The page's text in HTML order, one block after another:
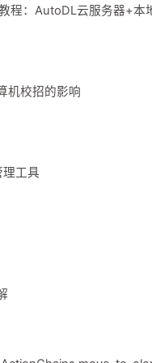
程：AutoDL云服务器+
机校招的影响
理工具